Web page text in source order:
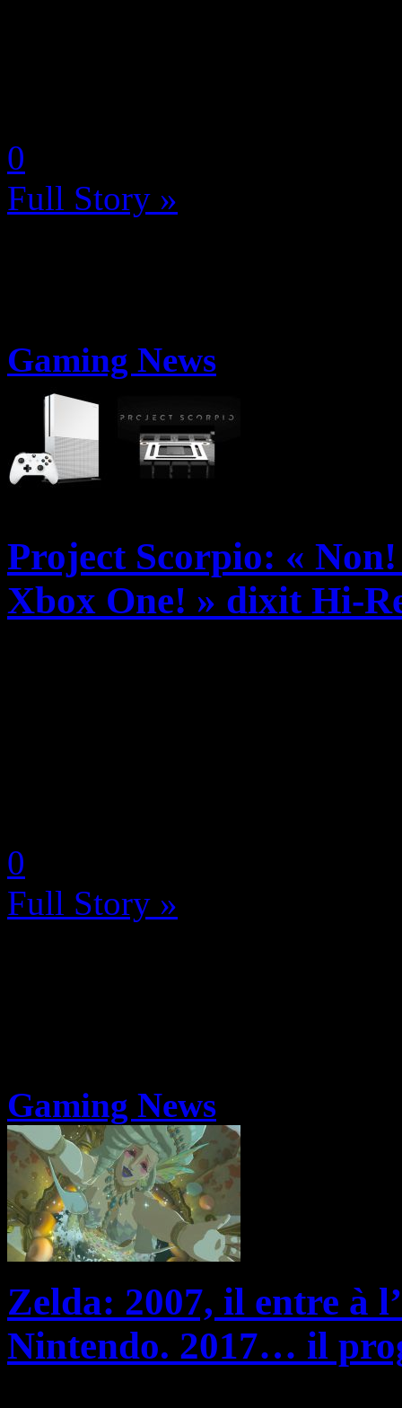
0
Full Story »
Gaming News
Project Scorpio: «
Xbox One! » dixit Hi-
0
Full Story »
Gaming News
Zelda: 2007, il entre à
Nintendo. 2017… il